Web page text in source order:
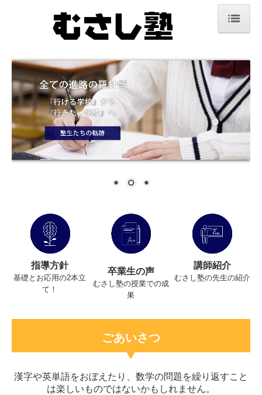
体験入塾
指導方針
よくある質問
その他の事務規定
塾生たちの軌跡
卒業生から
合格実績
指導方針
基礎とお応用の2本立
て！
卒業生の声
むさし塾の授業での成
果
講師紹介
むさし塾の先生の紹介
ごあいさつ
漢字や英単語をおぼえたり、数学の問題を繰り返すこと
は楽しいものではないかもしれません。